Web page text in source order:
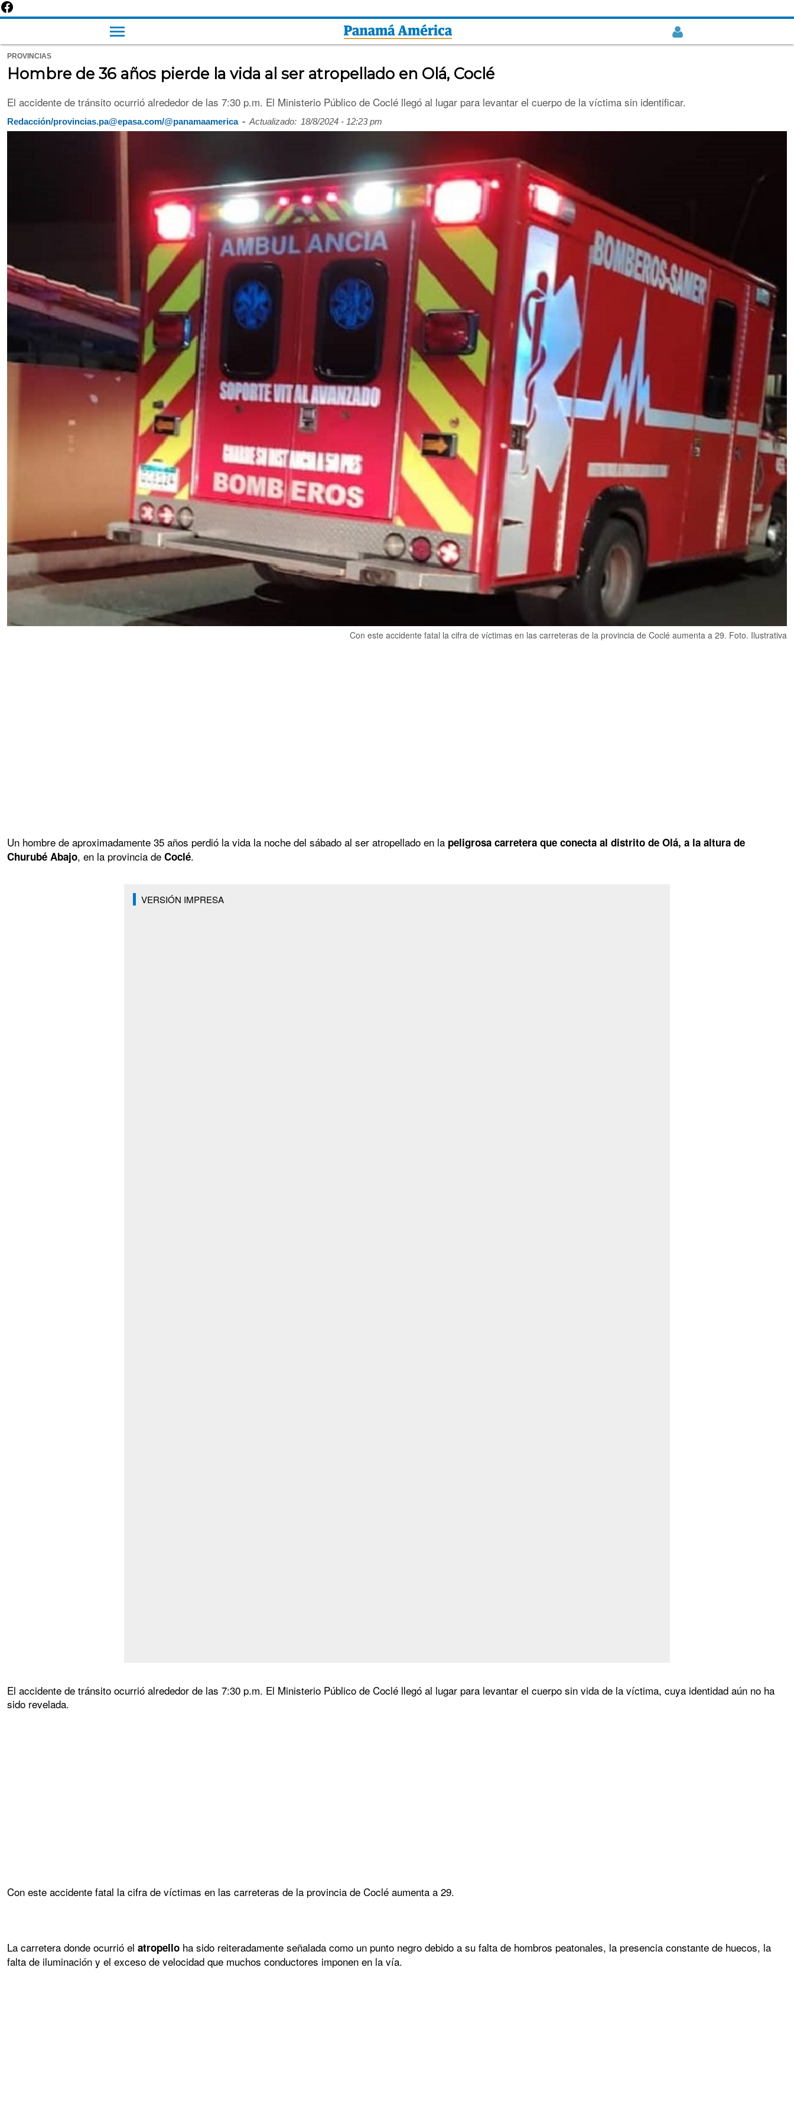
PROVINCIAS
Hombre de 36 años pierde la vida al ser atropellado en Olá, Coclé
El accidente de tránsito ocurrió alrededor de las 7:30 p.m. El Ministerio Público de Coclé llegó al lugar para levantar el cuerpo de la víctima sin identificar.
Redacción/provincias.pa@epasa.com/@panamaamerica - Actualizado: 18/8/2024 - 12:23 pm
Con este accidente fatal la cifra de víctimas en las carreteras de la provincia de Coclé aumenta a 29. Foto. Ilustrativa
Un hombre de aproximadamente 35 años perdió la vida la noche del sábado al ser atropellado en la peligrosa carretera que conecta al distrito de Olá, a la altura de
Churubé Abajo, en la provincia de Coclé.
VERSIÓN IMPRESA
El accidente de tránsito ocurrió alrededor de las 7:30 p.m. El Ministerio Público de Coclé llegó al lugar para levantar el cuerpo sin vida de la víctima, cuya identidad aún no ha
sido revelada.
Con este accidente fatal la cifra de víctimas en las carreteras de la provincia de Coclé aumenta a 29.
La carretera donde ocurrió el atropello ha sido reiteradamente señalada como un punto negro debido a su falta de hombros peatonales, la presencia constante de huecos, la
falta de iluminación y el exceso de velocidad que muchos conductores imponen en la vía.